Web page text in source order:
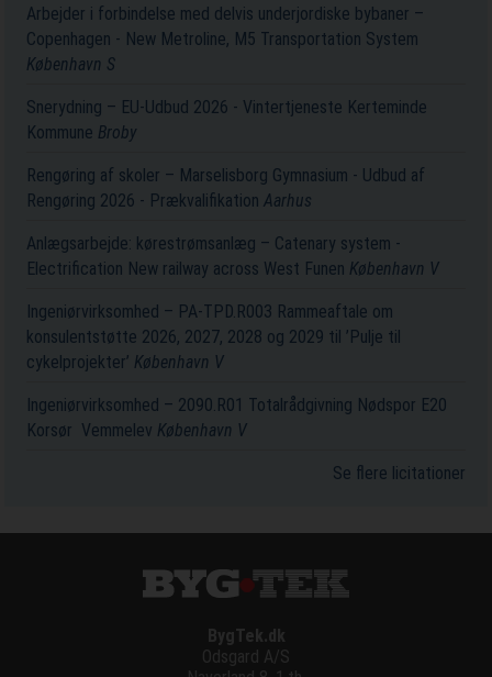
Arbejder i forbindelse med delvis underjordiske bybaner –
Copenhagen - New Metroline, M5 Transportation System
København S
Snerydning – EU-Udbud 2026 - Vintertjeneste Kerteminde
Kommune Broby
Rengøring af skoler – Marselisborg Gymnasium - Udbud af
Rengøring 2026 - PrækvalifikationAarhus
Anlægsarbejde: kørestrømsanlæg – Catenary system -
Electrification New railway across West Funen København V
Ingeniørvirksomhed – PA-TPD.R003 Rammeaftale om
konsulentstøtte 2026, 2027, 2028 og 2029 til ’Pulje til
cykelprojekter’ København V
Ingeniørvirksomhed – 2090.R01 Totalrådgivning Nødspor E20
Korsør ­ Vemmelev København V
Se flere licitationer
BygTek.dk
Odsgard A/S